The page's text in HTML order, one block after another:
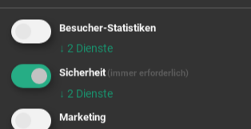
Jetzt Kontakt aufnehmen
freie Plätze Jahrgang 26/27
freie Plätze Jahrgang 27/28
Besucher-Statistiken
↓ 2 Dienste
Sicherheit (immer erforderlich)
↓ 2 Dienste
Marketing